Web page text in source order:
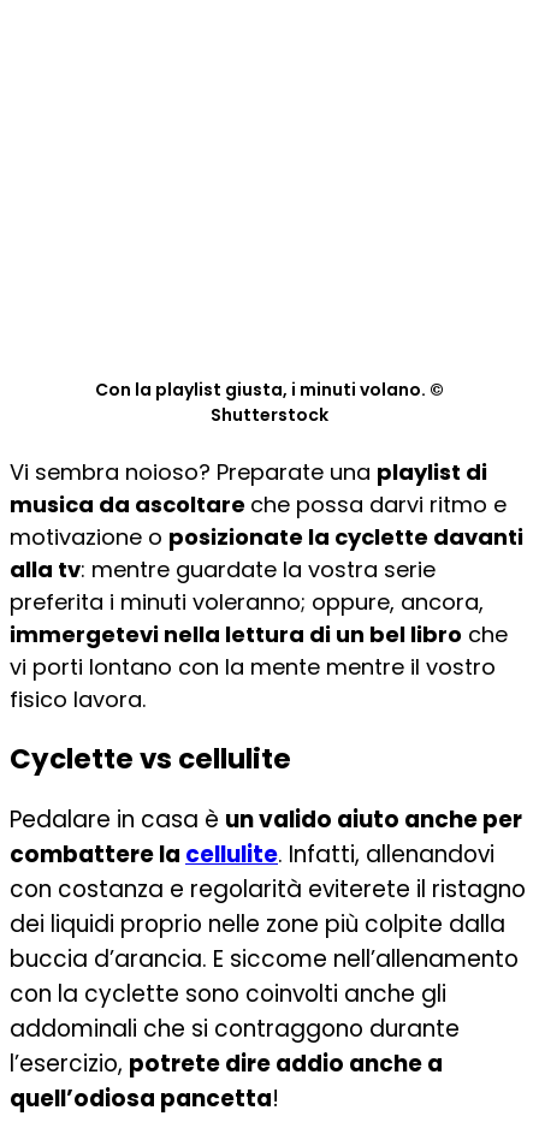
Con la playlist giusta, i minuti volano. ©
Shutterstock
Vi sembra noioso? Preparate una playlist di
musica da ascoltare che possa darvi ritmo e
motivazione o posizionate la cyclette davanti
alla tv: mentre guardate la vostra serie
preferita i minuti voleranno; oppure, ancora,
immergetevi nella lettura di un bel libro che
vi porti lontano con la mente mentre il vostro
fisico lavora.
Cyclette vs cellulite
Pedalare in casa è un valido aiuto anche per
combattere la cellulite. Infatti, allenandovi
con costanza e regolarità eviterete il ristagno
dei liquidi proprio nelle zone più colpite dalla
buccia d’arancia. E siccome nell’allenamento
con la cyclette sono coinvolti anche gli
addominali che si contraggono durante
l’esercizio, potrete dire addio anche a
quell’odiosa pancetta!